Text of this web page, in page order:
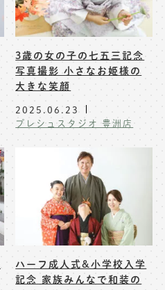
3歳の女の子の七五三記念
写真撮影 小さなお姫様の
大きな笑顔
2025.06.23
プレシュスタジオ 豊洲店
ハーフ成人式&小学校入学
記念 家族みんなで和装の